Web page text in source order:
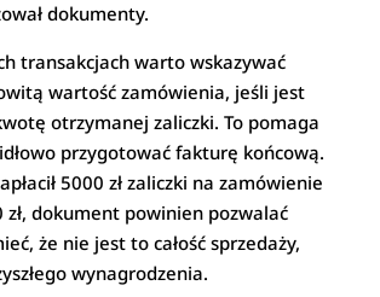
dokumenty.
transakcjach warto wskazywać
wartość zamówienia, jeśli jest
otrzymanej zaliczki. To pomaga
przygotować fakturę końcową.
5000 zł zaliczki na zamówienie
dokument powinien pozwalać
że nie jest to całość sprzedaży,
wynagrodzenia.